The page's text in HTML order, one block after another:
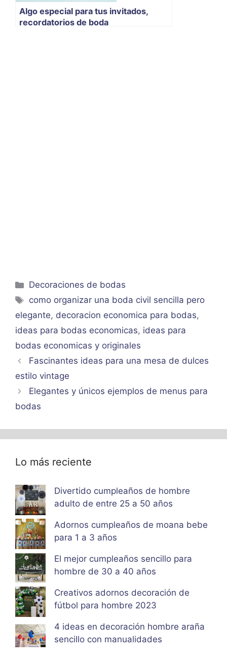
Algo especial para tus invitados,
recordatorios de boda
Categorías
Decoraciones de bodas
Etiquetas
como organizar una boda civil sencilla pero
elegante, decoracion economica para bodas,
ideas para bodas economicas, ideas para
bodas economicas y originales
Fascinantes ideas para una mesa de dulces
estilo vintage
Elegantes y únicos ejemplos de menus para
bodas
Lo más reciente
Divertido cumpleaños de hombre
adulto de entre 25 a 50 años
Adornos cumpleaños de moana bebe
para 1 a 3 años
El mejor cumpleaños sencillo para
hombre de 30 a 40 años
Creativos adornos decoración de
fútbol para hombre 2023
4 ideas en decoración hombre araña
sencillo con manualidades